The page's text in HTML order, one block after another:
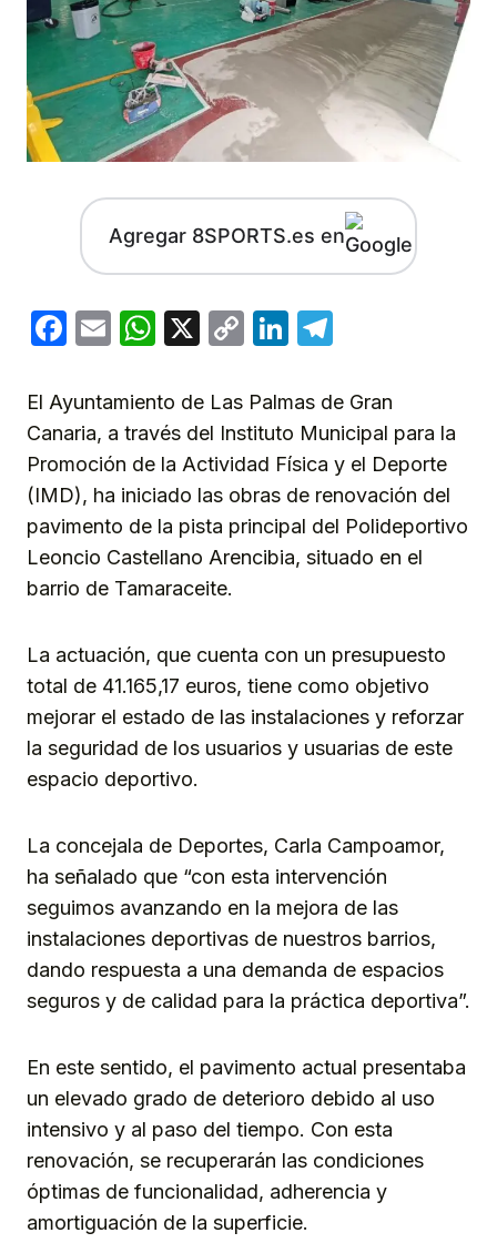
Agregar 8SPORTS.es en
Facebook
EmailWhatsApp
X
CopyLinkedIn
El Ayuntamiento de Las Palmas de Gran
Canaria, a través del Instituto Municipal para la
Promoción de la Actividad Física y el Deporte
(IMD), ha iniciado las obras de renovación del
pavimento de la pista principal del Polideportivo
Leoncio Castellano Arencibia, situado en el
barrio de Tamaraceite.
La actuación, que cuenta con un presupuesto
total de 41.165,17 euros, tiene como objetivo
mejorar el estado de las instalaciones y reforzar
la seguridad de los usuarios y usuarias de este
espacio deportivo.
La concejala de Deportes, Carla Campoamor,
ha señalado que “con esta intervención
seguimos avanzando en la mejora de las
instalaciones deportivas de nuestros barrios,
dando respuesta a una demanda de espacios
seguros y de calidad para la práctica deportiva”.
En este sentido, el pavimento actual presentaba
un elevado grado de deterioro debido al uso
intensivo y al paso del tiempo. Con esta
renovación, se recuperarán las condiciones
óptimas de funcionalidad, adherencia y
amortiguación de la superficie.